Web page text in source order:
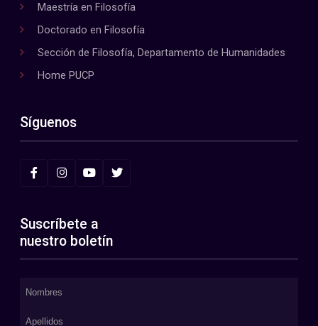
Maestría en Filosofía
Doctorado en Filosofía
Sección de Filosofía, Departamento de Humanidades
Home PUCP
Síguenos
Suscríbete a
nuestro boletín